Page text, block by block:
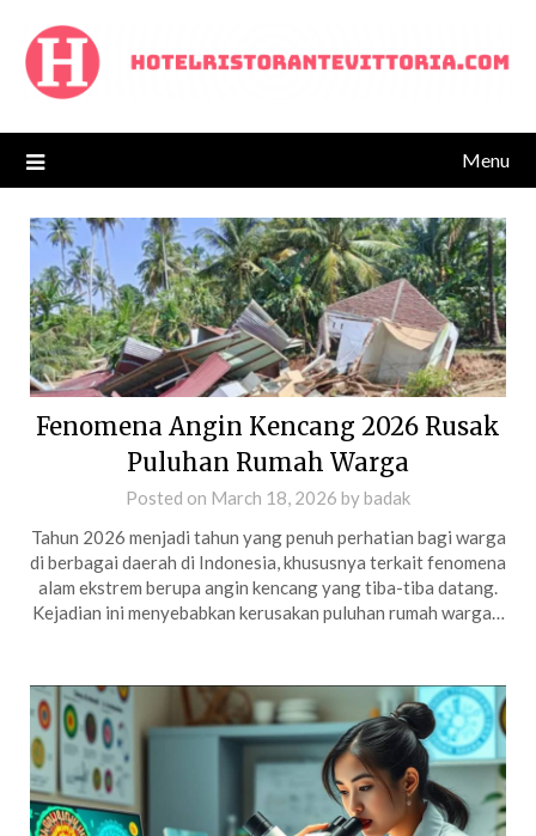
content
Menu
Fenomena Angin Kencang 2026 Rusak
Puluhan Rumah Warga
Posted on March 18, 2026 bybadak
Tahun 2026 menjadi tahun yang penuh perhatian bagi warga
di berbagai daerah di Indonesia, khususnya terkait fenomena
alam ekstrem berupa angin kencang yang tiba-tiba datang.
Kejadian ini menyebabkan kerusakan puluhan rumah warga…